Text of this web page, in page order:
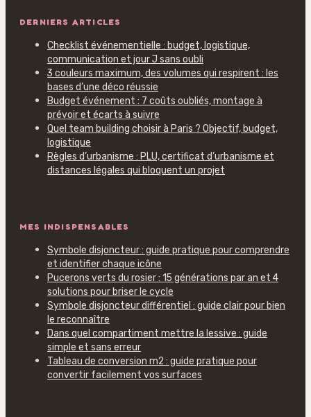
DERNIERS ARTICLES
Checklist événementielle : budget, logistique,
communication et jour J sans oubli
3 couleurs maximum, des volumes qui respirent : les
bases d’une déco réussie
Budget événement : 7 coûts oubliés, montage à
prévoir et écarts à suivre
Quel team building choisir à Paris ? Objectif, budget,
logistique
Règles d’urbanisme : PLU, certificat d’urbanisme et
distances légales qui bloquent un projet
MES INDISPENSABLES
Symbole disjoncteur : guide pratique pour comprendre
et identifier chaque icône
Pucerons verts du rosier : 15 générations par an et 4
solutions pour briser le cycle
Symbole disjoncteur différentiel : guide clair pour bien
le reconnaître
Dans quel compartiment mettre la lessive : guide
simple et sans erreur
Tableau de conversion m2 : guide pratique pour
convertir facilement vos surfaces